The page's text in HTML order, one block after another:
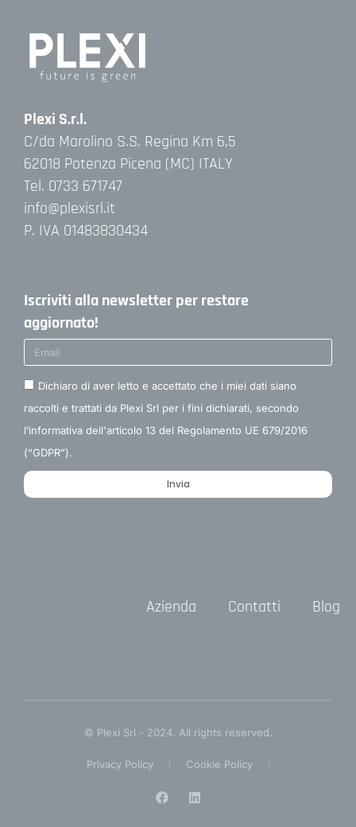
Plexi S.r.l.
C/da Marolino S.S. Regina Km 6,5
62018 Potenza Picena (MC) ITALY
Tel. 0733 671747
info@plexisrl.it
P. IVA 01483830434
Iscriviti alla newsletter per restare
aggiornato!
Dichiaro di aver letto e accettato che i miei dati siano
raccolti e trattati da Plexi Srl per i fini dichiarati, secondo
l’informativa dell'articolo 13 del Regolamento UE 679/2016
(“GDPR”).
Invia
Azienda Contatti Blog
© Plexi Srl - 2024. All rights reserved.
Privacy Policy Cookie Policy